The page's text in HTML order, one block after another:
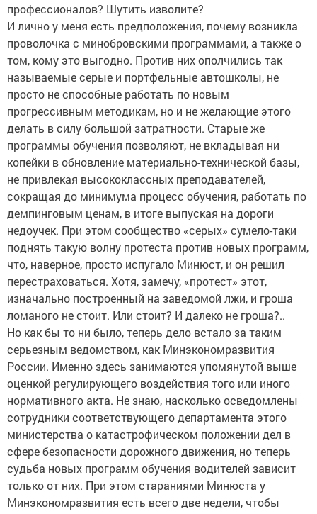
профессионалов? Шутить изволите?
И лично у меня есть предположения, почему возникла
проволочка с минобровскими программами, а также о
том, кому это выгодно. Против них ополчились так
называемые серые и портфельные автошколы, не
просто не способные работать по новым
прогрессивным методикам, но и не желающие этого
делать в силу большой затратности. Старые же
программы обучения позволяют, не вкладывая ни
копейки в обновление материально-технической базы,
не привлекая высококлассных преподавателей,
сокращая до минимума процесс обучения, работать по
демпинговым ценам, в итоге выпуская на дороги
недоучек. При этом сообщество «серых» сумело-таки
поднять такую волну протеста против новых программ,
что, наверное, просто испугало Минюст, и он решил
перестраховаться. Хотя, замечу, «протест» этот,
изначально построенный на заведомой лжи, и гроша
ломаного не стоит. Или стоит? И далеко не гроша?..
Но как бы то ни было, теперь дело встало за таким
серьезным ведомством, как Минэкономразвития
России. Именно здесь занимаются упомянутой выше
оценкой регулирующего воздействия того или иного
нормативного акта. Не знаю, насколько осведомлены
сотрудники соответствующего департамента этого
министерства о катастрофическом положении дел в
сфере безопасности дорожного движения, но теперь
судьба новых программ обучения водителей зависит
только от них. При этом стараниями Минюста у
Минэкономразвития есть всего две недели, чтобы